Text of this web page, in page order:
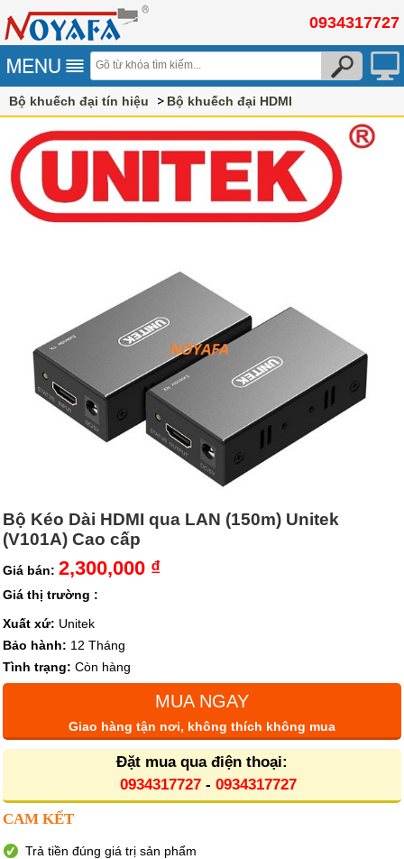
0934317727
Bộ khuếch đại tín hiệu Bộ khuếch đại HDMI
Bộ Kéo Dài HDMI qua LAN (150m) Unitek
(V101A) Cao cấp
Giá bán: 2,300,000 ₫
Giá thị trường :
Xuất xứ: Unitek
Bảo hành: 12 Tháng
Tình trạng: Còn hàng
MUA NGAY
Giao hàng tận nơi, không thích không mua
Đặt mua qua điện thoại:
0934317727- 0934317727
CAM KẾT
Trả tiền đúng giá trị sản phẩm